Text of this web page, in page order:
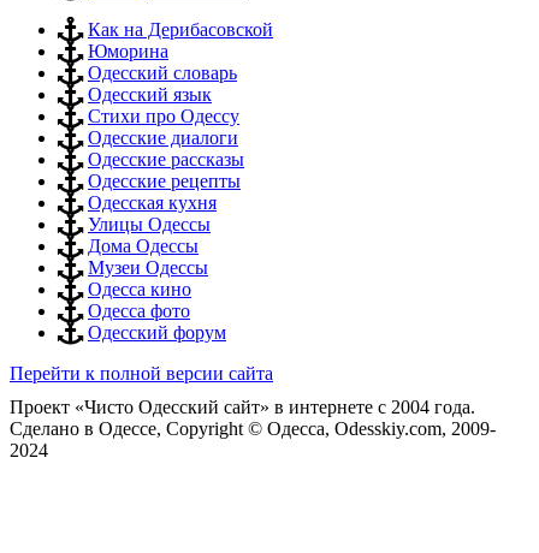
Как на Дерибасовской
Юморина
Одесский словарь
Одесский язык
Стихи про Одессу
Одесские диалоги
Одесские рассказы
Одесские рецепты
Одесская кухня
Улицы Одессы
Дома Одессы
Музеи Одессы
Одесса кино
Одесса фото
Одесский форум
Перейти к полной версии сайта
Проект «Чисто Одесский сайт» в интернете с 2004 года.
Сделано в Одессе, Copyright © Одесса, Odesskiy.com, 2009-
2024